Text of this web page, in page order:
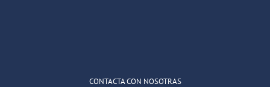
CONTACTA CON NOSOTRAS